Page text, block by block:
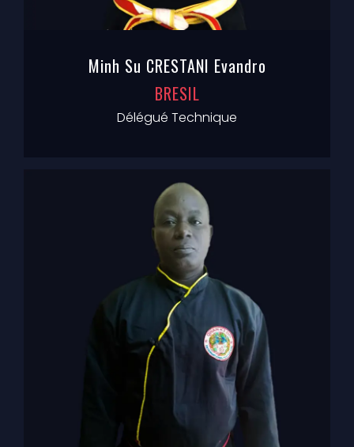
Minh Su CRESTANI Evandro
BRESIL
Délégué Technique